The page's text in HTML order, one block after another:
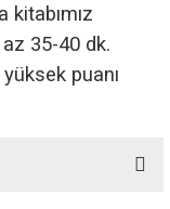
kitabımız
35-40 dk.
puanı